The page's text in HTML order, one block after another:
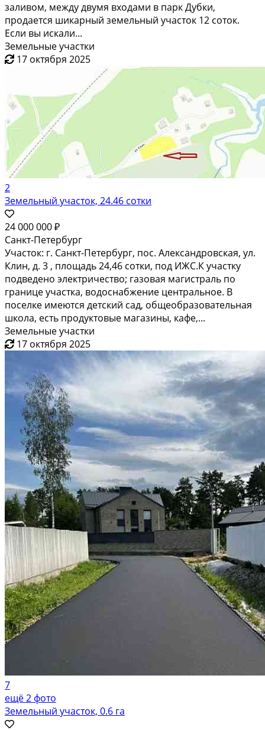
заливом, между двумя входами в парк Дубки,
продается шикарный земельный участок 12 соток.
Если вы искали...
Земельные участки
17 октября 2025
2
Земельный участок, 24.46 сотки
24 000 000 ₽
Санкт-Петербург
Участок: г. Санкт-Петербург, пос. Александровская, ул.
Клин, д. 3 , площадь 24,46 сотки, под ИЖС.К участку
подведено электричество; газовая магистраль по
границе участка, водоснабжение центральное. В
поселке имеются детский сад, общеобразовательная
школа, есть продуктовые магазины, кафе,...
Земельные участки
17 октября 2025
7
ещё 2 фото
Земельный участок, 0.6 га